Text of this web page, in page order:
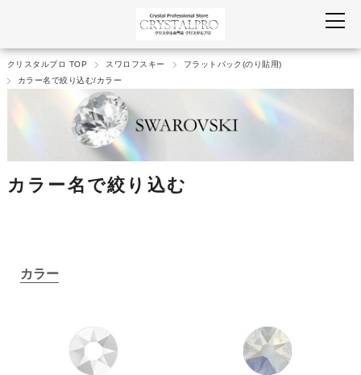
クリスタルプロ TOP スワロフスキー
フラットバック(のり貼用)
カラー名で絞り込む/カラー
カラー名で絞り込む
カラー